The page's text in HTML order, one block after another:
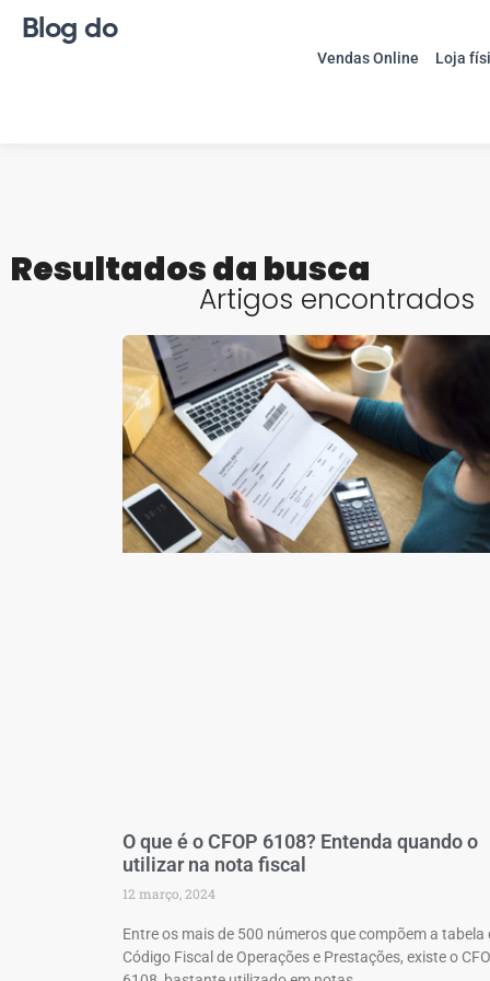
Blog do
Vendas Online Loja
Resultados da busca
Artigos encontrados
O que é o CFOP 6108? Entenda quando o
utilizar na nota fiscal
12 março, 2024
Entre os mais de 500 números que compõem a tabela
Código Fiscal de Operações e Prestações, existe o